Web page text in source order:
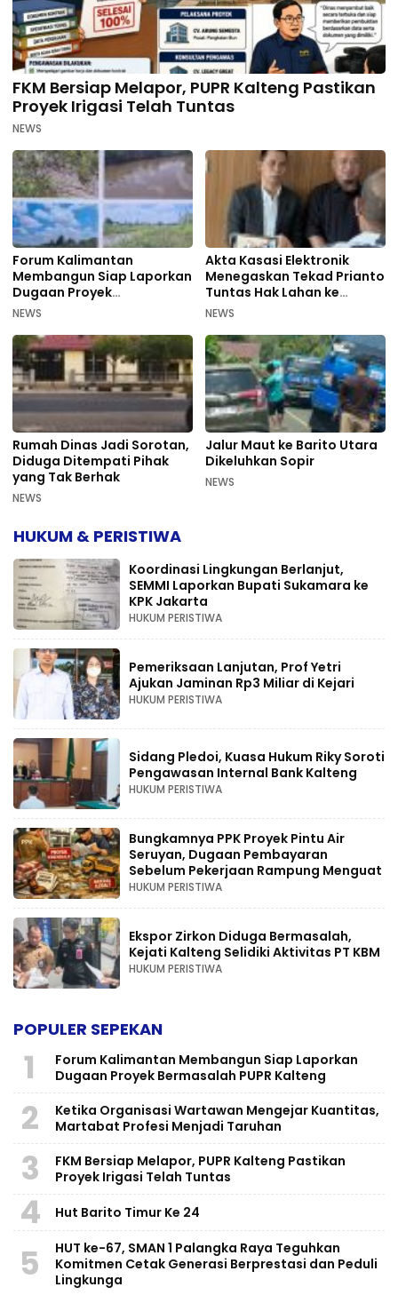
FKM Bersiap Melapor, PUPR Kalteng Pastikan
Proyek Irigasi Telah Tuntas
NEWS
Forum Kalimantan
Membangun Siap Laporkan
Dugaan Proyek
Bermasalah PUPR Kalteng
NEWS
Akta Kasasi Elektronik
Menegaskan Tekad Prianto
Tuntas Hak Lahan ke
Mahkamah Agung
NEWS
Rumah Dinas Jadi Sorotan,
Diduga Ditempati Pihak
yang Tak Berhak
NEWS
Jalur Maut ke Barito Utara
Dikeluhkan Sopir
NEWS
HUKUM & PERISTIWA
Koordinasi Lingkungan Berlanjut,
SEMMI Laporkan Bupati Sukamara ke
KPK Jakarta
HUKUM PERISTIWA
Pemeriksaan Lanjutan, Prof Yetri
Ajukan Jaminan Rp3 Miliar di Kejari
HUKUM PERISTIWA
Sidang Pledoi, Kuasa Hukum Riky Soroti
Pengawasan Internal Bank Kalteng
HUKUM PERISTIWA
Bungkamnya PPK Proyek Pintu Air
Seruyan, Dugaan Pembayaran
Sebelum Pekerjaan Rampung Menguat
HUKUM PERISTIWA
Ekspor Zirkon Diduga Bermasalah,
Kejati Kalteng Selidiki Aktivitas PT KBM
HUKUM PERISTIWA
POPULER SEPEKAN
1
Forum Kalimantan Membangun Siap Laporkan
Dugaan Proyek Bermasalah PUPR Kalteng
2
Ketika Organisasi Wartawan Mengejar Kuantitas,
Martabat Profesi Menjadi Taruhan
3
FKM Bersiap Melapor, PUPR Kalteng Pastikan
Proyek Irigasi Telah Tuntas
4 Hut Barito Timur Ke 24
5
HUT ke-67, SMAN 1 Palangka Raya Teguhkan
Komitmen Cetak Generasi Berprestasi dan Peduli
Lingkunga